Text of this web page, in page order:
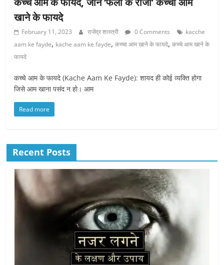
खाने के फायदे
February 11, 2023 राजेंद्र शास्त्री 0 Comments
kacche
aam ke fayde, kache aam ke fayde,कच्चा आम खाने के फायदे,कच्चे आम खाने के
फायदे
कच्चे आम के फायदे (Kache Aam Ke Fayde): शायद ही कोई व्यक्ति होगा
जिसे आम खाना पसंद न हो। आम
Read more
Recent Posts